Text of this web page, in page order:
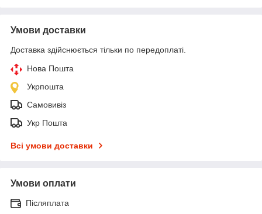
Умови доставки
Доставка здійснюється тільки по передоплаті.
Нова Пошта
Укрпошта
Самовивіз
Укр Пошта
Всі умови доставки
Умови оплати
Післяплата